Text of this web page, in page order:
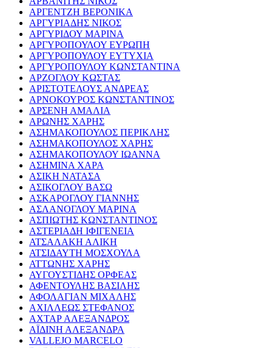
ΑΡΓΕΝΤΖΗ ΒΕΡΟΝΙΚΑ
ΑΡΓΥΡΙΑΔΗΣ ΝΙΚΟΣ
ΑΡΓΥΡΙΔΟΥ ΜΑΡΙΝΑ
ΑΡΓΥΡΟΠΟΥΛΟΥ ΕΥΡΩΠΗ
ΑΡΓΥΡΟΠΟΥΛΟΥ ΕΥΤΥΧΙΑ
ΑΡΓΥΡΟΠΟΥΛΟΥ ΚΩΝΣΤΑΝΤΙΝΑ
ΑΡΖΟΓΛΟΥ ΚΩΣΤΑΣ
ΑΡΙΣΤΟΤΕΛΟΥΣ ΑΝΔΡΕΑΣ
ΑΡΝΟΚΟΥΡΟΣ ΚΩΝΣΤΑΝΤΙΝΟΣ
ΑΡΣΕΝΗ ΑΜΑΛΙΑ
ΑΡΩΝΗΣ ΧΑΡΗΣ
ΑΣΗΜΑΚΟΠΟΥΛΟΣ ΠΕΡΙΚΛΗΣ
ΑΣΗΜΑΚΟΠΟΥΛΟΣ ΧΑΡΗΣ
ΑΣΗΜΑΚΟΠΟΥΛΟΥ ΙΩΑΝΝΑ
ΑΣΗΜΙΝΑ ΧΑΡΑ
ΑΣΙΚΗ ΝΑΤΑΣΑ
ΑΣΙΚΟΓΛΟΥ ΒΑΣΩ
ΑΣΚΑΡΟΓΛΟΥ ΓΙΑΝΝΗΣ
ΑΣΛΑΝΟΓΛΟΥ ΜΑΡΙΝΑ
ΑΣΠΙΩΤΗΣ ΚΩΝΣΤΑΝΤΙΝΟΣ
ΑΣΤΕΡΙΑΔΗ ΙΦΙΓΕΝΕΙΑ
ΑΤΣΑΛΑΚΗ ΑΛΙΚΗ
ΑΤΣΙΔΑΥΤΗ ΜΟΣΧΟΥΛΑ
ΑΤΤΩΝΗΣ ΧΑΡΗΣ
ΑΥΓΟΥΣΤΙΔΗΣ ΟΡΦΕΑΣ
ΑΦΕΝΤΟΥΛΗΣ ΒΑΣΙΛΗΣ
ΑΦΟΛΑΓΙΑΝ ΜΙΧΑΛΗΣ
ΑΧΙΛΛΕΩΣ ΣΤΕΦΑΝΟΣ
ΑΧΤΑΡ ΑΛΕΞΑΝΔΡΟΣ
ΑΪΔΙΝΗ ΑΛΕΞΑΝΔΡΑ
VALLEJO MARCELO